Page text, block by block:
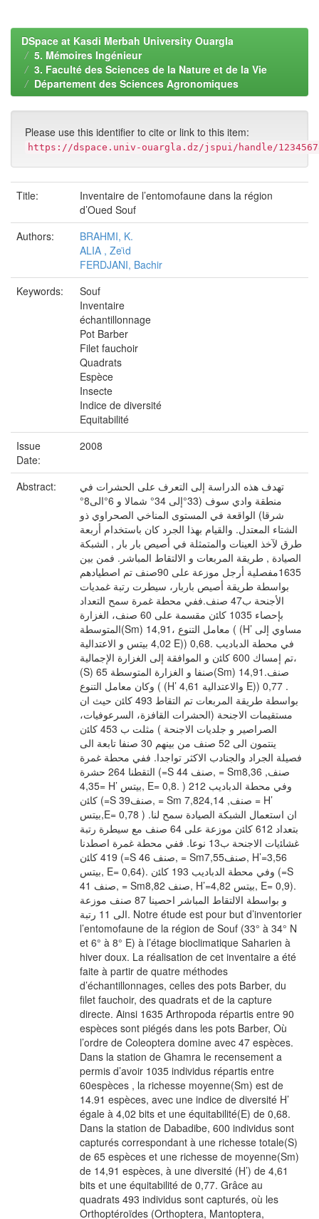
DSpace at Kasdi Merbah University Ouargla
5. Mémoires Ingénieur
3. Faculté des Sciences de la Nature et de la Vie
Département des Sciences Agronomiques
Please use this identifier to cite or link to this item:
https://dspace.univ-ouargla.dz/jspui/handle/
Title:
Inventaire de l’entomofaune dans la région
d’Oued Souf
Authors:
BRAHMI, K.
ALIA , Zeϊd
FERDJANI, Bachir
Keywords:
Souf
Inventaire
échantillonnage
Pot Barber
Filet fauchoir
Quadrats
Espèce
Insecte
Indice de diversité
Equitabilité
Issue
Date:
2008
Abstract:
تهدف هذه الدراسة إلى التعرف على الحشرات في
منطقة وادي سوف (33°إلى 34° شمالا و 6°الى8°
شرقا) الواقعة في المستوى المناخي الصحراوي ذو
الشتاء المعتدل. والقيام بهذا الجرد كان باستخدام أربعة
طرق لآخذ العينات والمتمثلة في أصيص بار بار , الشبكة
الصيادة , طريقة المربعات و الالتقاط المباشر. فمن بين
1635مفصلية أرجل موزعة على 90صنف تم اصطيادهم
بواسطة طريقة أصيص باربار، سيطرت رتبة غمديات
الأجنحة ب47 صنف.ففي محطة غمرة سمح التعداد
بإحصاء 1035 كاﺌن مقسمة على 60 صنف، الغزارة
المتوسطة(Sm) 14,91، معامل التنوع ( (H’ مساوي إلى
4,02 بيتس و الاعتدالية E)) 0,68. في محطة الدباديب
،تم إمساك 600 كاﺌن و الموافقة إلى الغزارة الإجمالية
(S) 65 صنفا و الغزارة المتوسطة(Sm) 14,91صنف.
وكان معامل التنوع ( (H’ 4,61 والاعتدالية E)) 0,77 .
بواسطة طريقة المربعات تم التقاط 493 كاﺌن حيث ان
مستقيمات الاجنحة (الحشرات القافزة، السرعوفيات،
الصراصير و جلديات الاجنحة ) مثلت ب 453 كاﺌن
ينتمون الى 52 صنف من بينهم 30 صنفا تابعة الى
فصيلة الجراد والجنادب الاكثر تواجدا. ففي محطة غمرة
التقطنا 264 حشرة (=S 44 صنف, = Sm8,36 صنف,
4,35= H’ بيتس, E= 0,8. ) وفي محطة الدباديب 212
كاﺌن (=S 39صنف, = Sm 7,82صنف, 4,14 = H’
بيتس,E= 0,78 ) .ان استعمال الشبكة الصيادة سمح لنا
بتعداد 612 كاﺌن موزعة على 64 صنف مع سيطرة رتبة
غشاﺌيات الاجنحة ب13 نوعا. ففي محطة غمرة اصطدنا
419 كاﺌن (=S 46 صنف, = Sm7,55صنف, H’=3,56
بيتس, E= 0,64). وفي محطة الدباديب 193 كاﺌن (=S
41 صنف, = Sm8,82 صنف, H’=4,82 بيتس, E= 0,9).
و بواسطة الالتقاط المباشر احصينا 87 صنف موزعة
الى 11 رتبة. Notre étude est pour but d’inventorier
l’entomofaune de la région de Souf (33° à 34° N
et 6° à 8° E) à l’étage bioclimatique Saharien à
hiver doux. La réalisation de cet inventaire a été
faite à partir de quatre méthodes
d’échantillonnages, celles des pots Barber, du
filet fauchoir, des quadrats et de la capture
directe. Ainsi 1635 Arthropoda répartis entre 90
espèces sont piégés dans les pots Barber, Où
l’ordre de Coleoptera domine avec 47 espèces.
Dans la station de Ghamra le recensement a
permis d’avoir 1035 individus répartis entre
60espèces , la richesse moyenne(Sm) est de
14.91 espèces, avec une indice de diversité H’
égale à 4,02 bits et une équitabilité(E) de 0,68.
Dans la station de Dabadibe, 600 individus sont
capturés correspondant à une richesse totale(S)
de 65 espèces et une richesse de moyenne(Sm)
de 14,91 espèces, à une diversité (H’) de 4,61
bits et une équitabilité de 0,77. Grâce au
quadrats 493 individus sont capturés, où les
Orthoptéroïdes (Orthoptera, Mantoptera,